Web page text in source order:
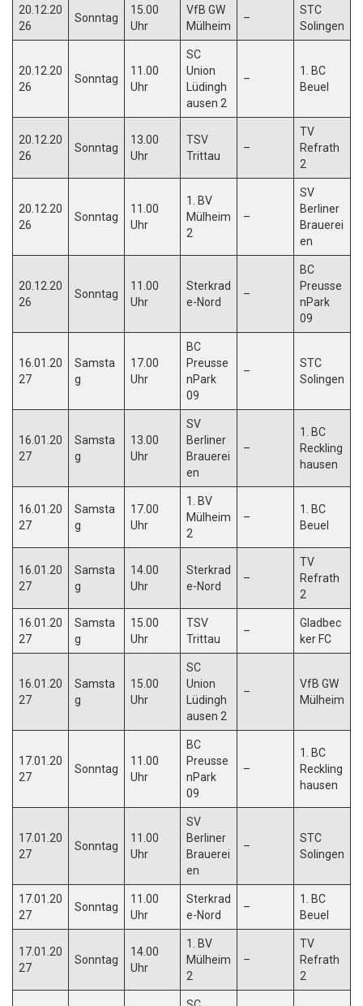
20.12.20
26
Sonntag
15.00
Uhr
VfB GW
Mülheim
–
STC
Solingen
20.12.20
26
Sonntag
11.00
Uhr
SC
Union
Lüdingh
ausen 2
–
1. BC
Beuel
20.12.20
26
Sonntag
13.00
Uhr
TSV
Trittau
–
TV
Refrath
2
20.12.20
26
Sonntag
11.00
Uhr
1. BV
Mülheim
2
–
SV
Berliner
Brauerei
en
20.12.20
26
Sonntag
11.00
Uhr
Sterkrad
e-Nord
–
BC
Preusse
nPark
09
16.01.20
27
Samsta
g
17.00
Uhr
BC
Preusse
nPark
09
–
STC
Solingen
16.01.20
27
Samsta
g
13.00
Uhr
SV
Berliner
Brauerei
en
–
1. BC
Reckling
hausen
16.01.20
27
Samsta
g
17.00
Uhr
1. BV
Mülheim
2
–
1. BC
Beuel
16.01.20
27
Samsta
g
14.00
Uhr
Sterkrad
e-Nord
–
TV
Refrath
2
16.01.20
27
Samsta
g
15.00
Uhr
TSV
Trittau
–
Gladbec
ker FC
16.01.20
27
Samsta
g
15.00
Uhr
SC
Union
Lüdingh
ausen 2
–
VfB GW
Mülheim
17.01.20
27
Sonntag
11.00
Uhr
BC
Preusse
nPark
09
–
1. BC
Reckling
hausen
17.01.20
27
Sonntag
11.00
Uhr
SV
Berliner
Brauerei
en
–
STC
Solingen
17.01.20
27
Sonntag
11.00
Uhr
Sterkrad
e-Nord
–
1. BC
Beuel
17.01.20
27
Sonntag
14.00
Uhr
1. BV
Mülheim
2
–
TV
Refrath
2